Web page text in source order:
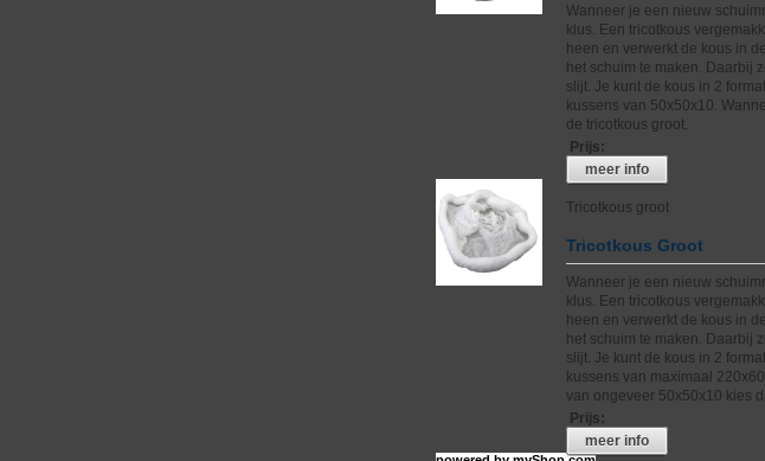
Wanneer je een nieuw
klus. Een tricotkous
heen en verwerkt de kous in
het schuim te maken. Daarbij
slijt. Je kunt de kous in 2
kussens van 50x50x10.
de tricotkous groot.
Prijs:
meer info
Tricotkous groot
Tricotkous Groot
Wanneer je een nieuw
klus. Een tricotkous
heen en verwerkt de kous in
het schuim te maken. Daarbij
slijt. Je kunt de kous in 2
kussens van maximaal
van ongeveer 50x50x10 kies
Prijs:
meer info